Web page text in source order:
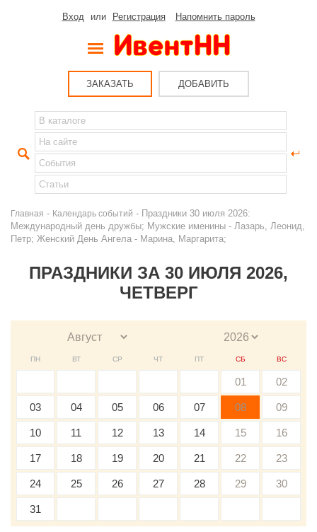
Вход или Регистрация Напомнить пароль
ЗАКАЗАТЬ ДОБАВИТЬ
Главная - Календарь событий - Праздники 30 июля 2026:
Международный день дружбы; Мужские именины - Лазарь, Леонид,
Петр; Женский День Ангела - Марина, Маргарита;
ПРАЗДНИКИ ЗА 30 ИЮЛЯ 2026,
ЧЕТВЕРГ
ПН ВТ СР ЧТ ПТ СБ ВС
01 02
03 04 05 06 07 08 09
10 11 12 13 14 15 16
17 18 19 20 21 22 23
24 25 26 27 28 29 30
31